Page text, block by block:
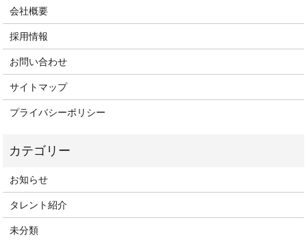
会社概要
採用情報
お問い合わせ
サイトマップ
プライバシーポリシー
お知らせ
タレント紹介
未分類